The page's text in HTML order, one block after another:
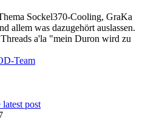
Sockel370-Cooling, GraKa
allem was dazugehört auslassen.
a'la "mein Duron wird zu
Team
post